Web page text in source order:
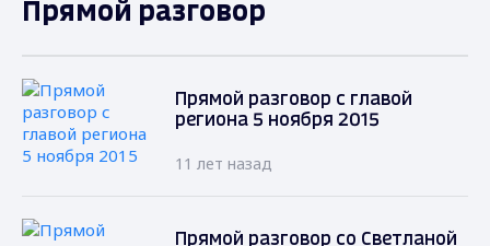
Прямой разговор
Прямой разговор с главой
региона 5 ноября 2015
11 лет назад
Прямой разговор со Светланой